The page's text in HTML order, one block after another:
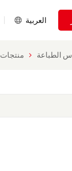
العربية
منتجات